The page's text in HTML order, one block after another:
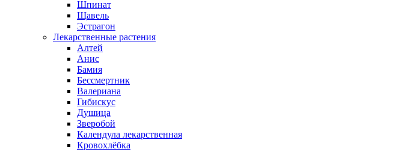
Шпинат
Щавель
Эстрагон
Лекарственные растения
Алтей
Анис
Бамия
Бессмертник
Валериана
Гибискус
Душица
Зверобой
Календула лекарственная
Кровохлёбка